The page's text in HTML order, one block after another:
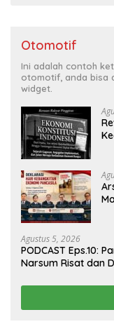
Otomotif
Ini adalah contoh
otomotif, anda bisa
widget.
Agustus 5, 2026
PODCAST Eps.10:
Narsum Risat dan